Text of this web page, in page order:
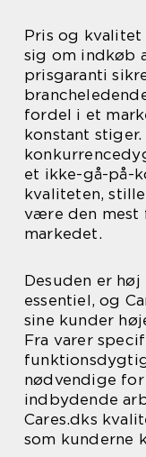
Pris og kvalitet
sig om indkøb
prisgaranti
fordel i et
konstant
et ikke-gå-på-
kvaliteten,
være den mest
markedet.
Desuden er
essentiel, og
sine kunder
Fra varer
nødvendige
indbydende
Cares.dks
som kunderne